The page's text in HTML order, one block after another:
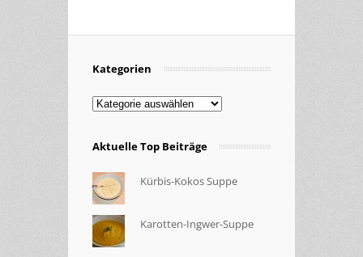
Kategorien
Kategorien
Aktuelle Top Beiträge
Kürbis-Kokos Suppe
Karotten-Ingwer-Suppe